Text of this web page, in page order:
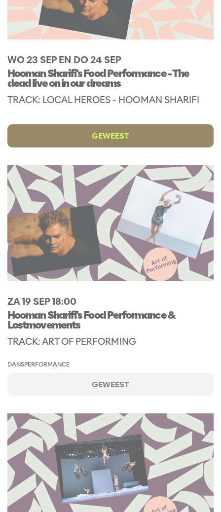
Hooman Sharifi's Food Performance - The
dead live on in our dreams
TRACK: LOCAL HEROES - HOOMAN SHARIFI
WO 23 SEPEN DO 24 SEP
GEWEEST
Hooman Sharifi's Food Performance &
Lostmovements
TRACK: ART OF PERFORMING
ZA 19 SEP18:00
DANSPERFORMANCE
GEWEEST